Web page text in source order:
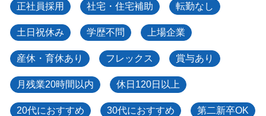
正社員採用 社宅・住宅補助 転勤なし
土日祝休み 学歴不問 上場企業
産休・育休あり フレックス 賞与あり
月残業20時間以内 休日120日以上
20代におすすめ 30代におすすめ 第二新卒OK